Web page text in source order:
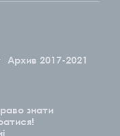
Архив 2017-2021
знати